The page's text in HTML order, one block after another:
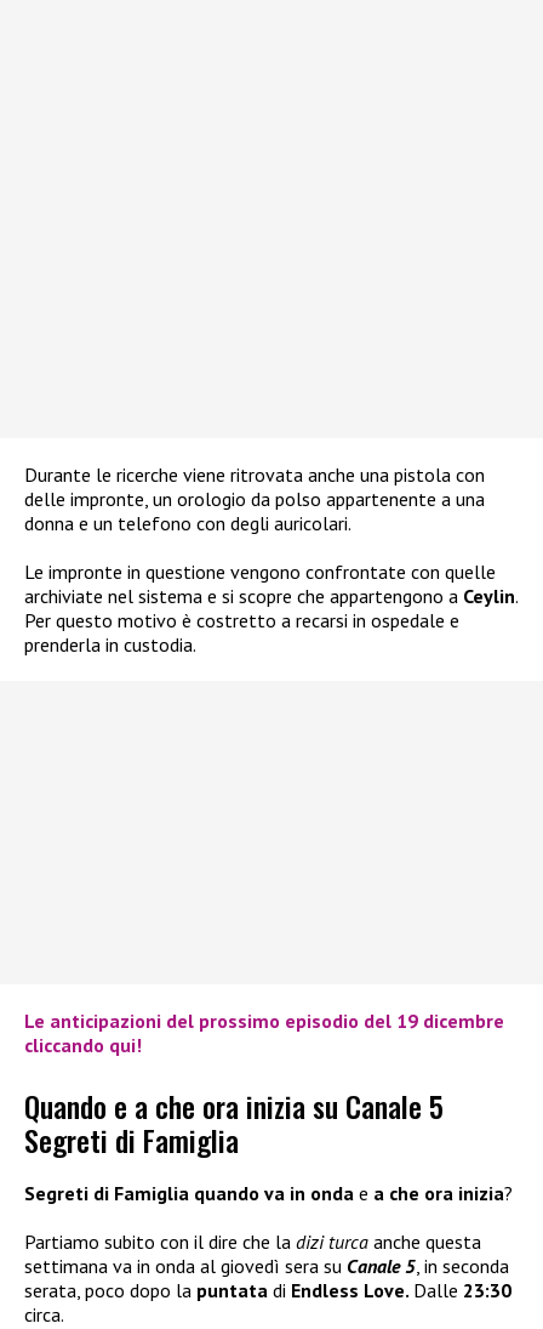
Durante le ricerche viene ritrovata anche una pistola con
delle impronte, un orologio da polso appartenente a una
donna e un telefono con degli auricolari.
Le impronte in questione vengono confrontate con quelle
archiviate nel sistema e si scopre che appartengono a Ceylin.
Per questo motivo è costretto a recarsi in ospedale e
prenderla in custodia.
Le anticipazioni del prossimo episodio del 19 dicembre
cliccando qui!
Quando e a che ora inizia su Canale 5
Segreti di Famiglia
Segreti di Famiglia quando va in onda e a che ora inizia?
Partiamo subito con il dire che la dizi turca anche questa
settimana va in onda al giovedì sera su Canale 5, in seconda
serata, poco dopo la puntata di Endless Love. Dalle 23:30
circa.